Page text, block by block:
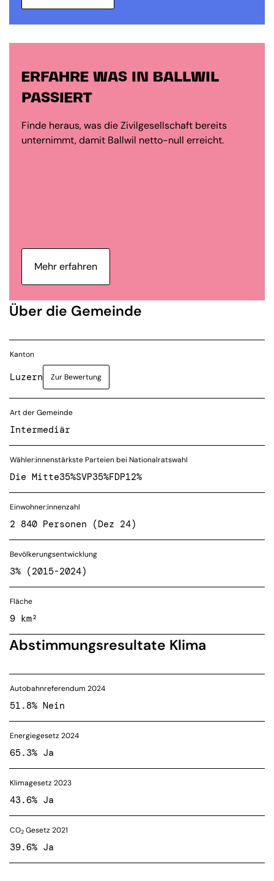
ERFAHRE WAS IN BALLWIL
PASSIERT
Finde heraus, was die Zivilgesellschaft bereits
unternimmt, damit Ballwil netto-null erreicht.
Mehr erfahren
Über die Gemeinde
Kanton
Luzern Zur Bewertung
Art der Gemeinde
Intermediär
Wähler:innenstärkste Parteien bei Nationalratswahl
Die Mitte35%SVP35%FDP12%
Einwohner:innenzahl
2 840 Personen (Dez 24)
Bevölkerungsentwicklung
3% (2015-2024)
Fläche
9 km²
Abstimmungsresultate Klima
Autobahnreferendum 2024
51.8% Nein
Energiegesetz 2024
65.3% Ja
Klimagesetz 2023
43.6% Ja
CO2 Gesetz 2021
39.6% Ja